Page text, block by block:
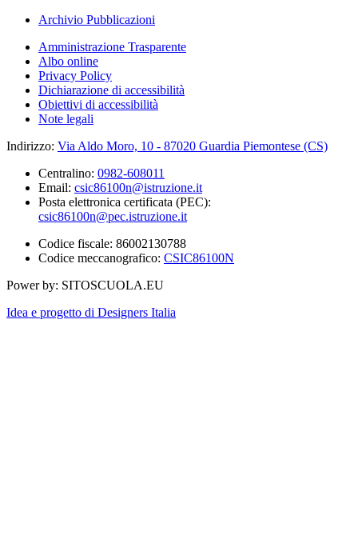
Archivio Pubblicazioni
Amministrazione Trasparente
Albo online
Privacy Policy
Dichiarazione di accessibilità
Obiettivi di accessibilità
Note legali
Indirizzo: Via Aldo Moro, 10 - 87020 Guardia Piemontese (CS)
Centralino: 0982-608011
Email: csic86100n@istruzione.it
Posta elettronica certificata (PEC):
csic86100n@pec.istruzione.it
Codice fiscale: 86002130788
Codice meccanografico: CSIC86100N
Power by: SITOSCUOLA.EU
Idea e progetto di Designers Italia